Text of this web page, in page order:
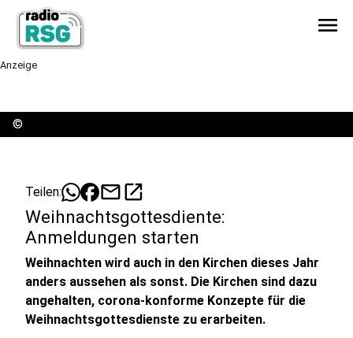
menu
Anzeige
©
Teilen: mailopen_in_new
Weihnachtsgottesdiente:
Anmeldungen starten
Weihnachten wird auch in den Kirchen dieses Jahr
anders aussehen als sonst. Die Kirchen sind dazu
angehalten, corona-konforme Konzepte für die
Weihnachtsgottesdienste zu erarbeiten.